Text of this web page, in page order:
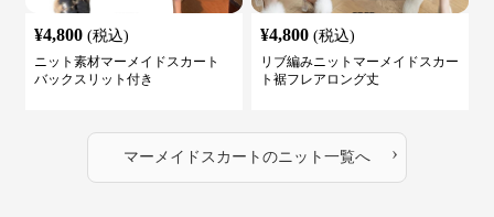
¥4,800 (税込)
ニット素材マーメイドスカート
バックスリット付き
¥4,800 (税込)
リブ編みニットマーメイドスカー
ト裾フレアロング丈
マーメイドスカート のニット 一覧へ ›